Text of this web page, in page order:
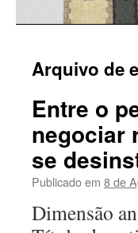
para
conteúdo
Arquivo de
Entre o
negociar
se
Publicado em 8 de
Dimensão